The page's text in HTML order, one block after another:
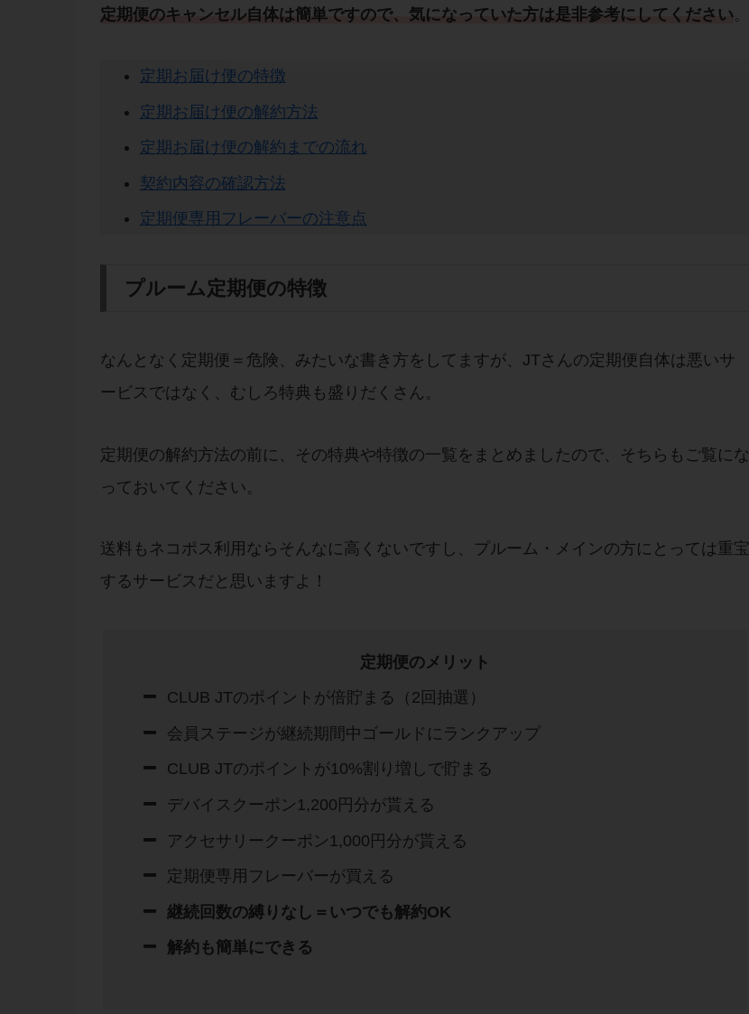
定期便のキャンセル自体は簡単ですので、気になっていた方は是非参考にしてください。
定期お届け便の特徴
定期お届け便の解約方法
定期お届け便の解約までの流れ
契約内容の確認方法
定期便専用フレーバーの注意点
プルーム定期便の特徴
なんとなく定期便＝危険、みたいな書き方をしてますが、JTさんの定期便自体は悪いサ
ービスではなく、むしろ特典も盛りだくさん。
定期便の解約方法の前に、その特典や特徴の一覧をまとめましたので、そちらもご覧にな
っておいてください。
送料もネコポス利用ならそんなに高くないですし、プルーム・メインの方にとっては重宝
するサービスだと思いますよ！
定期便のメリット
CLUB JTのポイントが倍貯まる（2回抽選）
会員ステージが継続期間中ゴールドにランクアップ
CLUB JTのポイントが10%割り増しで貯まる
デバイスクーポン1,200円分が貰える
アクセサリークーポン1,000円分が貰える
定期便専用フレーバーが買える
継続回数の縛りなし＝いつでも解約OK
解約も簡単にできる